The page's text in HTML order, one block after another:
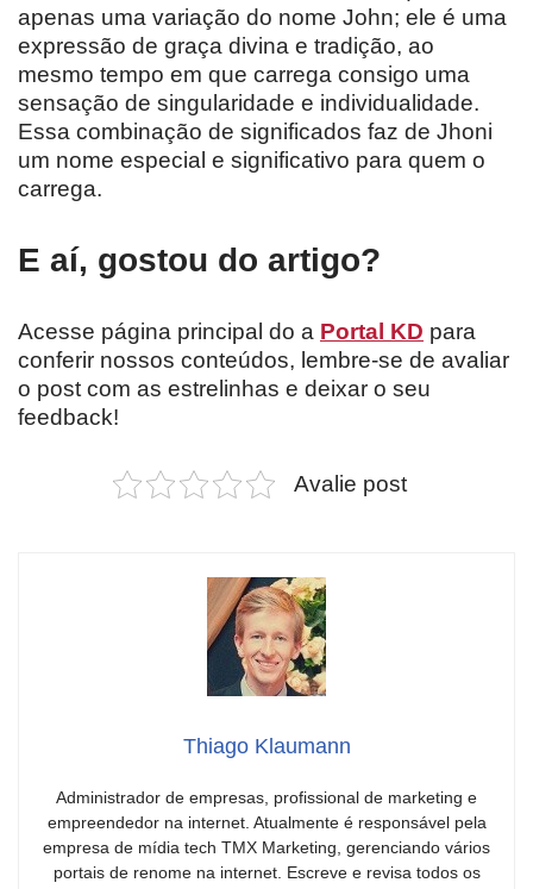
apenas uma variação do nome John; ele é uma
expressão de graça divina e tradição, ao
mesmo tempo em que carrega consigo uma
sensação de singularidade e individualidade.
Essa combinação de significados faz de Jhoni
um nome especial e significativo para quem o
carrega.
E aí, gostou do artigo?
Acesse página principal do a Portal KD para
conferir nossos conteúdos, lembre-se de avaliar
o post com as estrelinhas e deixar o seu
feedback!
Avalie post
Thiago Klaumann
Administrador de empresas, profissional de marketing e
empreendedor na internet. Atualmente é responsável pela
empresa de mídia tech TMX Marketing, gerenciando vários
portais de renome na internet. Escreve e revisa todos os